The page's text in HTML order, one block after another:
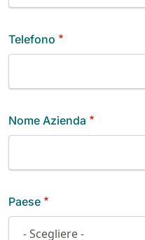
Telefono
Nome Azienda
Paese